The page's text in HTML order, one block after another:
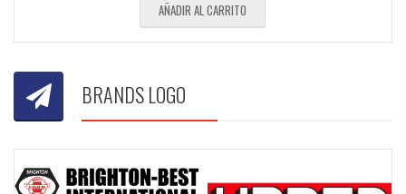
AÑADIR AL CARRITO
BRANDS LOGO